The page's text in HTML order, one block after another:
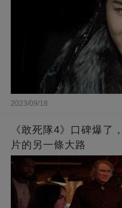
2023/09/18
《敢死隊4》口碑爆了
片的另一條大路